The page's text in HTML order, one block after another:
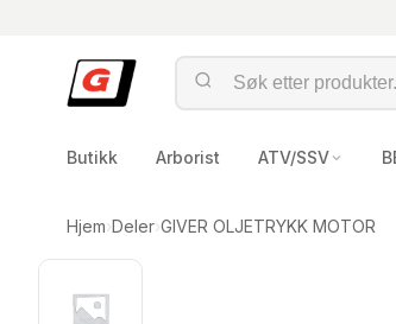
Butikk Arborist ATV/SSV
Hjem›Deler›GIVER OLJETRYKK MOTOR